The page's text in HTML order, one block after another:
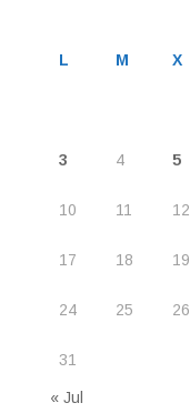
L M X
3 4 5
10 11 12
17 18 19
24 25 26
31
« Jul